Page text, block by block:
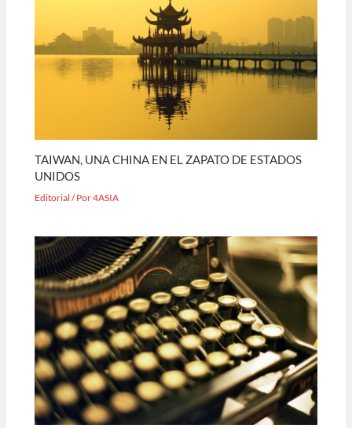
TAIWAN, UNA CHINA EN EL ZAPATO DE ESTADOS
UNIDOS
Editorial / Por4ASIA